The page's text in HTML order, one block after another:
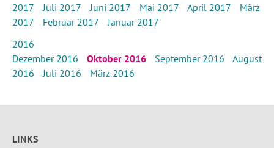
2017
Juli 2017 Juni 2017 Mai 2017 April 2017
März
2017
Februar 2017
Januar 2017
2016
Dezember 2016
Oktober 2016 September 2016
August
2016
Juli 2016 März 2016
LINKS